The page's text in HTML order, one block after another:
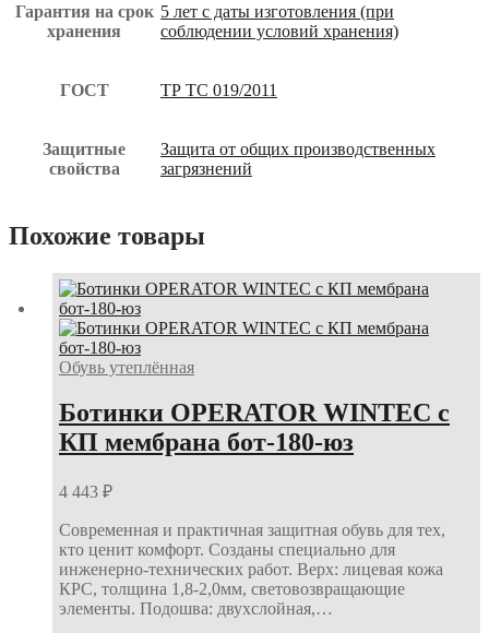
Гарантия на срок
хранения
5 лет с даты изготовления (при
соблюдении условий хранения)
ГОСТ ТР ТС 019/2011
Защитные
свойства
Защита от общих производственных
загрязнений
Похожие товары
Обувь утеплённая
Ботинки OPERATOR WINTEC с
КП мембрана бот-180-юз
4 443 ₽
Современная и практичная защитная обувь для тех,
кто ценит комфорт. Созданы специально для
инженерно-технических работ. Верх: лицевая кожа
КРС, толщина 1,8-2,0мм, световозвращающие
элементы. Подошва: двухслойная,…